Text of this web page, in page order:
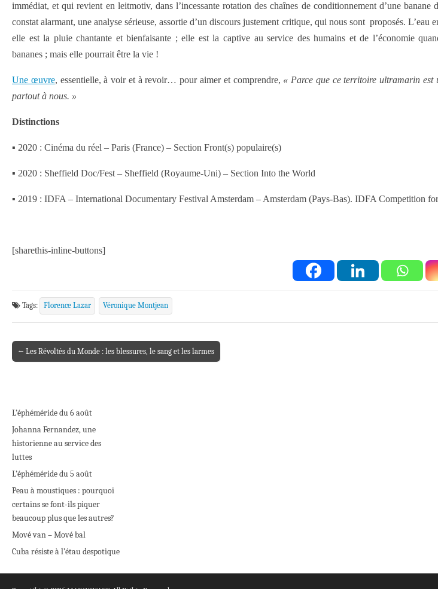
immédiat, et qui revient en leitmotiv, dans l’incessante rotation des chaînes de conditionnement d’une
constat alarmant, une analyse sérieuse, assortie d’un discours justement critique, qui nous sont proposés.
elle est la pluie chantante et bienfaisante ; elle est la captive au service des humains et de l’économie
bananes ; mais elle pourrait être la vie !
Une œuvre, essentielle, à voir et à revoir… pour aimer et comprendre, « Parce que ce territoire ultramarin est
partout à nous. »
Distinctions
▪ 2020 : Cinéma du réel – Paris (France) – Section Front(s) populaire(s)
▪ 2020 : Sheffield Doc/Fest – Sheffield (Royaume-Uni) – Section Into the World
▪ 2019 : IDFA – International Documentary Festival Amsterdam – Amsterdam (Pays-Bas). IDFA Competition
[sharethis-inline-buttons]
Tags: Florence Lazar Véronique Montjean
Post navigation
← Les Révoltés du Monde : les blessures, le sang et les larmes
L’éphéméride du 6 août
Johanna Fernandez, une
historienne au service des
luttes
L’éphéméride du 5 août
Peau à moustiques : pourquoi
certains se font-ils piquer
beaucoup plus que les autres?
Mové van – Mové bal
Cuba résiste à l’étau despotique